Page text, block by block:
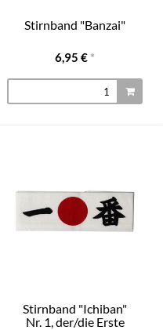
Stirnband "Banzai"
6,95 € *
Stirnband "Ichiban"
Nr. 1, der/die Erste